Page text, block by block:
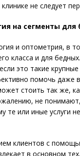
не следует
на сегменты для
и оптомет­рия, в
класса и для
это такие
помочь даже
стоить так же,
не
или иные услуги
клиентов с
в основном